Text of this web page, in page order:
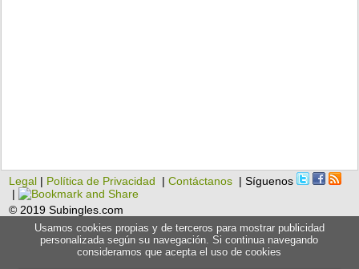
Legal | Política de Privacidad |Contáctanos | Síguenos
|
© 2019 Subingles.com
Usamos cookies propias y de terceros para mostrar publicidad
personalizada según su navegación. Si continua navegando
consideramos que acepta el uso de cookies